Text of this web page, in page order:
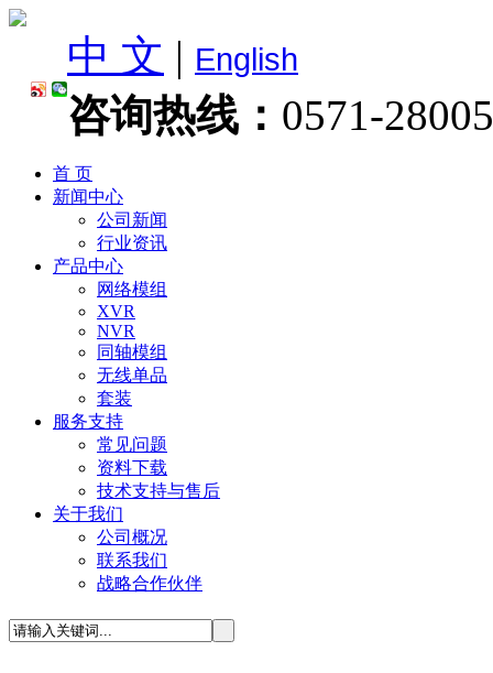
中 文 | English
咨询热线： 0571-
首 页
新闻中心
公司新闻
行业资讯
产品中心
网络模组
XVR
NVR
同轴模组
无线单品
套装
服务支持
常见问题
资料下载
技术支持与售后
关于我们
公司概况
联系我们
战略合作伙伴